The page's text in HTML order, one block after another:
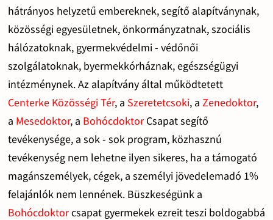
hátrányos helyzetű embereknek, segítő alapítványnak,
közösségi egyesületnek, önkormányzatnak, szociális
hálózatoknak, gyermekvédelmi - védőnői
szolgálatoknak, byermekkórháznak, egészségügyi
intézménynek. Az alapítvány által működtetett
Centerke Közösségi Tér, a Szeretetcsoki, a Zenedoktor,
a Mesedoktor, a BohócdoktorCsapat segítő
tevékenysége, a sok - sok program, közhasznú
tevékenység nem lehetne ilyen sikeres, ha a támogató
magánszemélyek, cégek, a személyi jövedelemadó 1%
felajánlók nem lennének. Büszkeségünk a
Bohócdoktorcsapat gyermekek ezreit teszi boldogabbá